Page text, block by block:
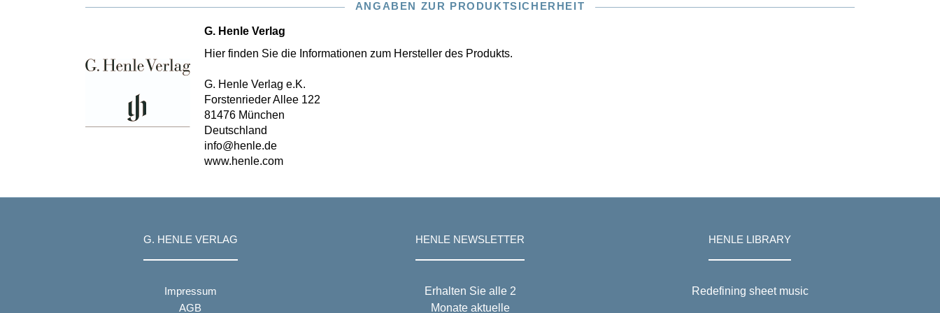
Sammlungen in Karlsruhe und München runden den Band ab.
ANGABEN ZUR PRODUKTSICHERHEIT
G. Henle Verlag
Hier finden Sie die Informationen zum Hersteller des Produkts.
G. Henle Verlag e.K.
Forstenrieder Allee 122
81476 München
Deutschland
info@henle.de
www.henle.com
G. HENLE VERLAG
Impressum
AGB
HENLE NEWSLETTER
Erhalten Sie alle 2
Monate aktuelle
HENLE LIBRARY
Redefining sheet music